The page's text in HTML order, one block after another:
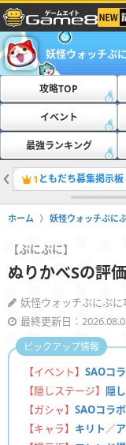
妖怪ウォッチぷ
攻略TOP
イベント
最強ランキング
1 ともだち募集掲示板
ホーム 妖怪ウォッチぷに
【ぷにぷに】
ぬりかべSの評
妖怪ウォッチぷにぷに
最終更新日：
【イベント】 SAOコ
【隠しステージ】 隠
【ガシャ】 SAOコラボ
【キャラ】 キリト／
ピックアップ情報